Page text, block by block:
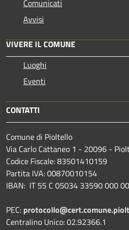
Comunicati
Avvisi
VIVERE IL COMUNE
Luoghi
Eventi
CONTATTI
Comune di Pioltello
Via Carlo Cattaneo 1 - 20096 -
Codice Fiscale: 83501410159
Partita IVA: 00870010154
IBAN: IT 55 C 05034 33590 000
PEC:
Centralino Unico: 02.92366.1